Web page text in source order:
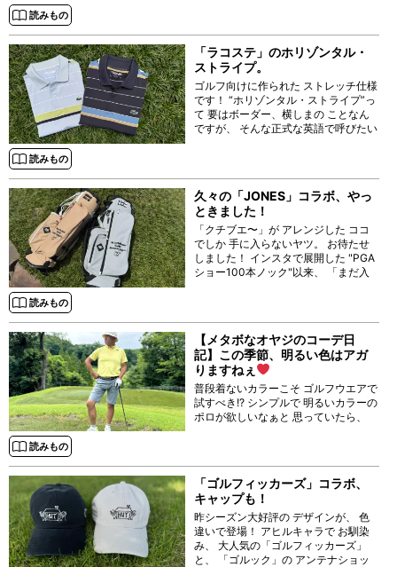
読みもの
読みもの
「ラコステ」のホリゾンタル・
ストライプ。
ゴルフ向けに作られた ストレッチ仕様
です！ “ホリゾンタル・ストライプ”っ
て 要はボーダー、横しまの ことなん
ですが、 そんな正式な英語で呼びたい
読みもの
久々の「JONES」コラボ、やっ
ときました！
「クチブエ〜」が アレンジした ココ
でしか 手に入らないヤツ。 お待たせ
しました！ インスタで展開した "PGA
ショー100本ノック"以来、 「まだ入
読みもの
【メタボなオヤジのコーデ日
記】この季節、明るい色はアガ
りますねぇ
普段着ないカラーこそ ゴルフウエアで
試すべき!? シンプルで 明るいカラーの
ポロが欲しいなぁと 思っていたら、
「ゴルフィッカーズ」コラボ、
キャップも！
昨シーズン大好評の デザインが、 色
違いで登場！ アヒルキャラで お馴染
み、 大人気の「ゴルフィッカーズ」
と、 「ゴルック」の アンテナショッ